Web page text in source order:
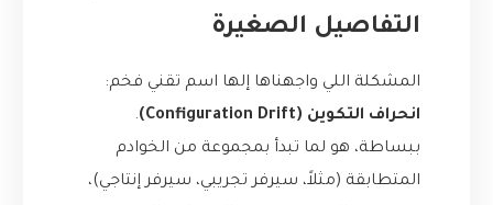
التفاصيل الصغيرة
المشكلة اللي واجهناها إلها اسم تقني فخم:
انحراف التكوين (Configuration Drift)
.
ببساطة، هو لما تبدأ بمجموعة من الخوادم
المتطابقة (مثلاً، سيرفر تجريبي، سيرفر إنتاجي)،